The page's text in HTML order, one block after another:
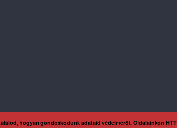
hogyan gondoskodunk adataid védelméről. Oldalainkon